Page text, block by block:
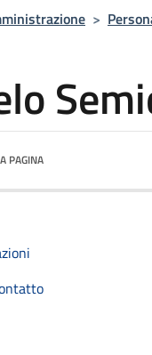
>
PAGINA